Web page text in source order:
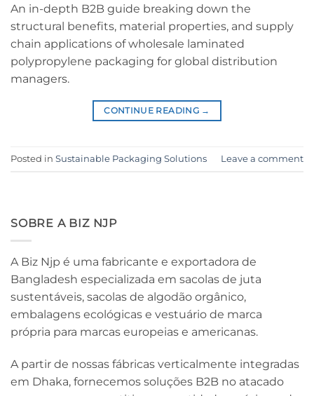
An in-depth B2B guide breaking down the
structural benefits, material properties, and supply
chain applications of wholesale laminated
polypropylene packaging for global distribution
managers.
CONTINUE READING →
Posted in Sustainable Packaging Solutions Leave a comment
SOBRE A BIZ NJP
A Biz Njp é uma fabricante e exportadora de
Bangladesh especializada em sacolas de juta
sustentáveis, sacolas de algodão orgânico,
embalagens ecológicas e vestuário de marca
própria para marcas europeias e americanas.
A partir de nossas fábricas verticalmente integradas
em Dhaka, fornecemos soluções B2B no atacado